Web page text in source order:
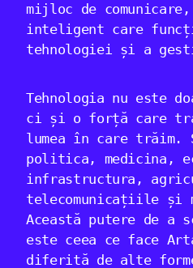
mijloc de
inteligent care
tehnologiei și a
Tehnologia nu este
ci și o forță care
lumea în care trăim.
politica, medicina,
infrastructura,
telecomunicațiile și
Această putere de a
este ceea ce face
diferită de alte